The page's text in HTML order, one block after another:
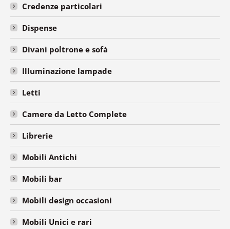
Credenze particolari
Dispense
Divani poltrone e sofà
Illuminazione lampade
Letti
Camere da Letto Complete
Librerie
Mobili Antichi
Mobili bar
Mobili design occasioni
Mobili Unici e rari